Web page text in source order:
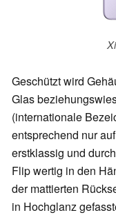
Geschützt wird
Glas
(internationale
entsprechend nur
erstklassig und
Flip wertig in den
der mattierten
in Hochglanz